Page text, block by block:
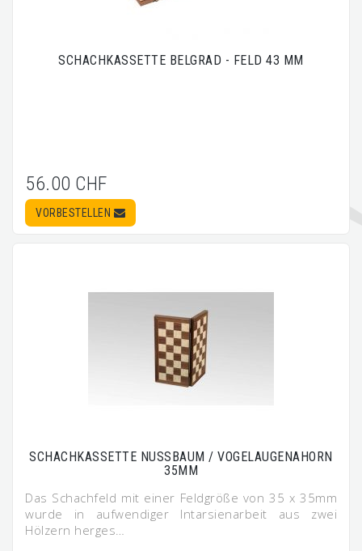
SCHACHKASSETTE BELGRAD - FELD 43 MM
56.00 CHF
VORBESTELLEN
SCHACHKASSETTE NUSSBAUM / VOGELAUGENAHORN
35MM
Das Schachfeld mit einer Feldgröße von 35 x 35mm
wurde in aufwendiger Intarsienarbeit aus zwei
Hölzern herges…